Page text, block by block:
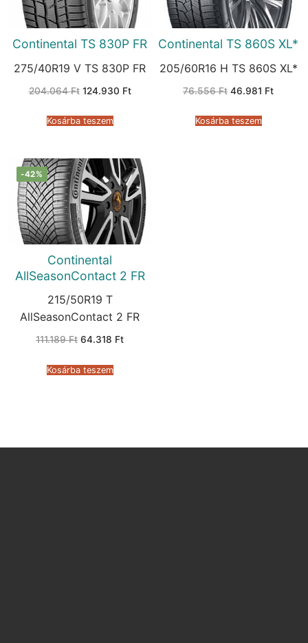
Continental TS 830P FR
275/40R19 V TS 830P FR
204.064Ft Original
204.064 Ft.
124.930 FtCurrent
Kosárba teszem
Continental TS 860S XL*
205/60R16 H TS 860S XL*
76.556Ft Original
76.556 Ft.
46.981 FtCurrent
Kosárba teszem
-42%
Continental
AllSeasonContact 2 FR
215/50R19 T
AllSeasonContact 2 FR
111.189Ft Original
111.189 Ft.
64.318 FtCurrent
Kosárba teszem